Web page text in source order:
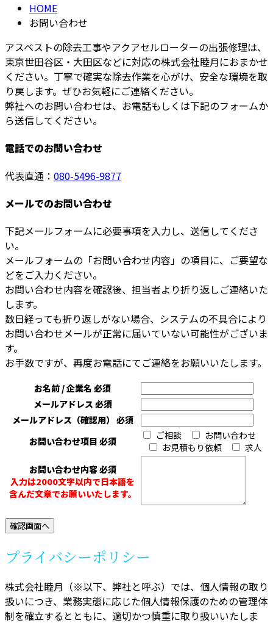
HOME
お問い合わせ
アスベストの除去工事やアクアセルローターの出張修理は、
東京世田谷区・大田区などに対応の株式会社睦月におまかせ
ください。丁寧で確実な除去作業を心がけ、安全な環境を取
り戻します。ぜひお気軽にご連絡ください。
弊社へのお問い合わせは、お電話もしくは下記のフォームか
ら送信してください。
電話でのお問い合わせ
代表直通： 080-5496-9877
メールでのお問い合わせ
下記メールフォームに必要事項を入力し、送信してくださ
い。
メールフォームの「お問い合わせ内容」の項目に、ご要望な
どをご入力ください。
お問い合わせ内容を確認後、担当者より折り返しご連絡いた
します。
数日経っても折り返しがない場合、システムの不具合により
お問い合わせメールが正常に届いていない可能性がございま
す。
お手数ですが、再度お電話にてご連絡をお願いいたします。
お名前 / 企業名 必須
メールアドレス 必須
メールアドレス（確認用） 必須
お問い合わせ項目 必須 ご相談
お問い合わせ
お見積もり依頼
求人
お問い合わせ内容必須
入力は2000文字以内で日本語を
含んだ文章でお願いいたします。
プライバシーポリシー
株式会社睦月（※以下、弊社と呼ぶ）では、個人情報の取り
扱いにつき、業務実態に応じた個人情報保護のための管理体
制を確立するとともに、適切かつ慎重に取り扱いいたしま